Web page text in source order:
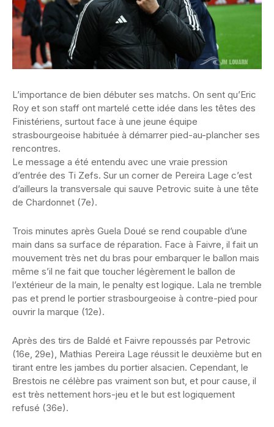
L’importance de bien débuter ses matchs. On sent qu’Eric
Roy et son staff ont martelé cette idée dans les têtes des
Finistériens, surtout face à une jeune équipe
strasbourgeoise habituée à démarrer pied-au-plancher ses
rencontres.
Le message a été entendu avec une vraie pression
d’entrée des Ti Zefs. Sur un corner de Pereira Lage c’est
d’ailleurs la transversale qui sauve Petrovic suite à une tête
de Chardonnet (7e).
Trois minutes après Guela Doué se rend coupable d’une
main dans sa surface de réparation. Face à Faivre, il fait un
mouvement très net du bras pour embarquer le ballon mais
même s’il ne fait que toucher légèrement le ballon de
l’extérieur de la main, le penalty est logique. Lala ne tremble
pas et prend le portier strasbourgeoise à contre-pied pour
ouvrir la marque (12e).
Après des tirs de Baldé et Faivre repoussés par Petrovic
(16e, 29e), Mathias Pereira Lage réussit le deuxième but en
tirant entre les jambes du portier alsacien. Cependant, le
Brestois ne célèbre pas vraiment son but, et pour cause, il
est très nettement hors-jeu et le but est logiquement
refusé (36e).